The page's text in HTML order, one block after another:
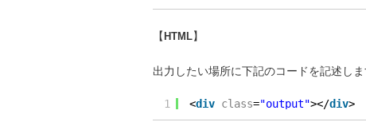
【HTML】
出力したい場所に下記のコードを記述しま
1 <div class="output"></div>